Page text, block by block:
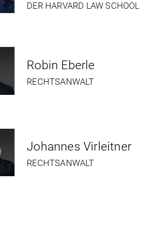
DER HARVARD LAW SCHOOL
Robin Eberle
RECHTSANWALT
Johannes Virleitner
RECHTSANWALT